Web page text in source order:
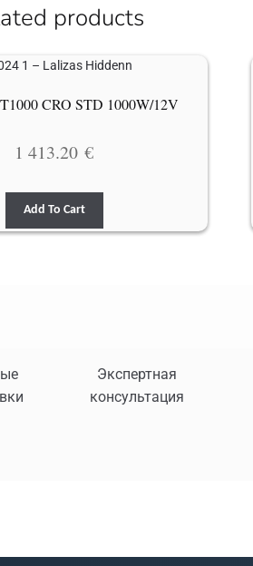
products
CRO STD 1000W/12V
1 413.20€
Add To Cart
Экспертная
консультация